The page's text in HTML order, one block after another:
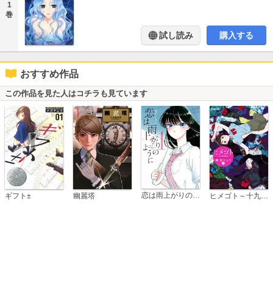
1
巻
試し読み 購入する
おすすめ作品
この作品を見た人はコチラも見ています
ギフト± 幽麗塔 恋は雨上がりのように